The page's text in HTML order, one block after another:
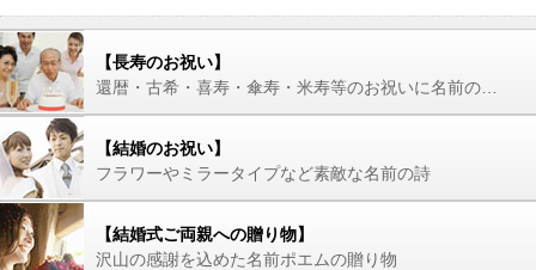
【長寿のお祝い】
【結婚のお祝い】
フラワーやミラータイプなど素敵な名前の詩
【結婚式ご両親への贈り物】
沢山の感謝を込めた名前ポエムの贈り物